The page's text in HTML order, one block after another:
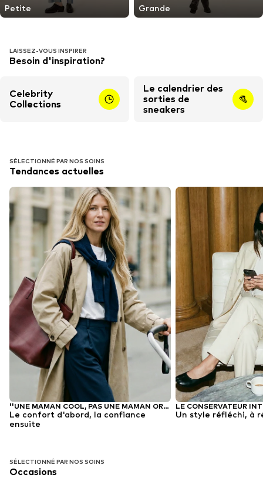
Petite Grande
LAISSEZ-VOUS INSPIRER
Besoin d'inspiration?
Celebrity
Collections
Le calendrier des
sorties de
sneakers
SÉLECTIONNÉ PAR NOS SOINS
Tendances actuelles
''UNE MAMAN COOL, PAS UNE MAMAN ORDINAIRE''
Le confort d'abord, la confiance
ensuite
LE CONSERVATEUR
Un style réfléchi, à
SÉLECTIONNÉ PAR NOS SOINS
Occasions